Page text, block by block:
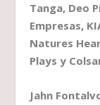
Tanga, Deo
Empresas,
Natures
Plays y
Jahn